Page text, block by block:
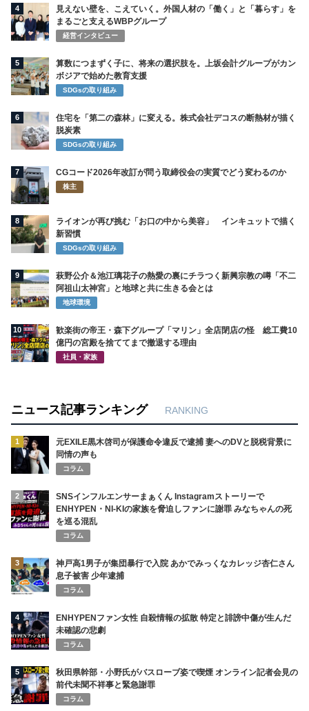
4
見えない壁を、こえていく。外国人材の「働く」と「暮らす」を
まるごと支えるWBPグループ
経営インタビュー
5
算数につまずく子に、将来の選択肢を。上坂会計グループがカン
ボジアで始めた教育支援
SDGsの取り組み
6
住宅を「第二の森林」に変える。株式会社デコスの断熱材が描く
脱炭素
SDGsの取り組み
7 CGコード2026年改訂が問う取締役会の実質でどう変わるのか
株主
8
ライオンが再び挑む「お口の中から美容」 インキュットで描く
新習慣
SDGsの取り組み
9
萩野公介＆池江璃花子の熱愛の裏にチラつく新興宗教の噂「不二
阿祖山太神宮」と地球と共に生きる会とは
地球環境
10
歓楽街の帝王・森下グループ「マリン」全店閉店の怪 総工費10
億円の宮殿を捨ててまで撤退する理由
社員・家族
ニュース記事ランキング RANKING
1
元EXILE黒木啓司が保護命令違反で逮捕 妻へのDVと脱税背景に
同情の声も
コラム
2
SNSインフルエンサーまぁくん Instagramストーリーで
ENHYPEN・NI-KIの家族を脅迫しファンに謝罪 みなちゃんの死
を巡る混乱
コラム
3
神戸高1男子が集団暴行で入院 あかでみっくなカレッジ杏仁さん
息子被害 少年逮捕
コラム
4
ENHYPENファン女性 自殺情報の拡散 特定と誹謗中傷が生んだ
未確認の悲劇
コラム
5
秋田県幹部・小野氏がバスローブ姿で喫煙 オンライン記者会見の
前代未聞不祥事と緊急謝罪
コラム